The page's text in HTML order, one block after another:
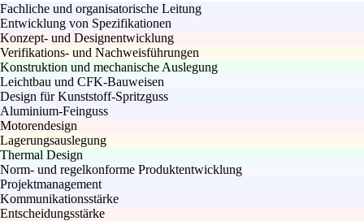
Fachliche und organisatorische Leitung
Entwicklung von Spezifikationen
Konzept- und Designentwicklung
Verifikations- und Nachweisführungen
Konstruktion und mechanische Auslegung
Leichtbau und CFK-Bauweisen
Design für Kunststoff-Spritzguss
Aluminium-Feinguss
Motorendesign
Lagerungsauslegung
Thermal Design
Norm- und regelkonforme Produktentwicklung
Projektmanagement
Kommunikationsstärke
Entscheidungsstärke